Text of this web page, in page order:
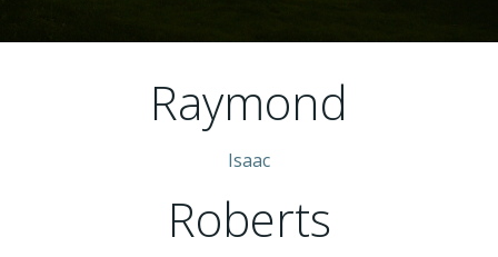
Raymond
Isaac
Roberts